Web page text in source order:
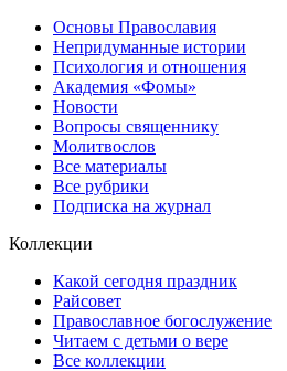
Основы Православия
Непридуманные истории
Психология и отношения
Академия «Фомы»
Новости
Вопросы священнику
Молитвослов
Все материалы
Все рубрики
Подписка на журнал
Коллекции
Какой сегодня праздник
Райсовет
Православное богослужение
Читаем с детьми о вере
Все коллекции